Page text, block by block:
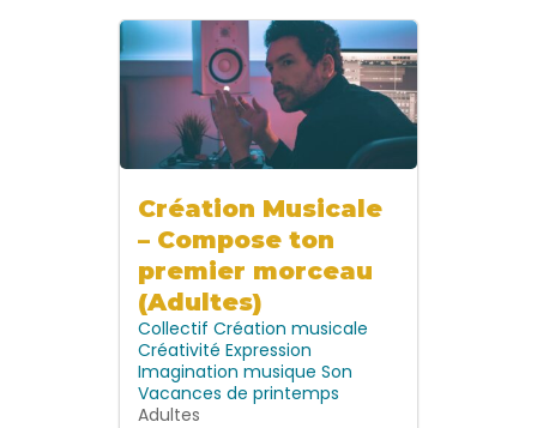
Création Musicale
– Compose ton
premier morceau
(Adultes)
Collectif Création musicale
Créativité Expression
Imagination musique Son
Vacances de printemps
Adultes